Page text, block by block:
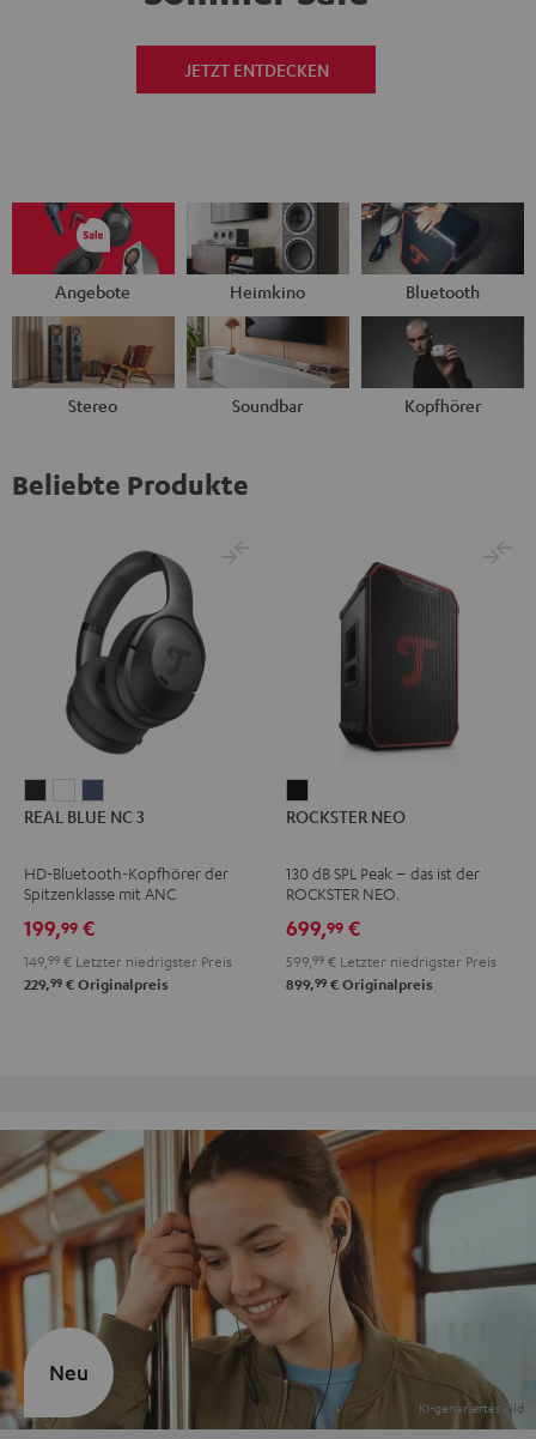
JETZT ENTDECKEN
Angebote Heimkino Bluetooth
Stereo Soundbar Kopfhörer
Beliebte Produkte
BLUE
3
Night
Black
BLUE
3
Pearl
White
BLUE
3
Steel
REAL BLUE NC 3
HD-Bluetooth-Kopfhörer der
Spitzenklasse mit ANC
199,99 €
149, 99 € Letzter niedrigster Preis
229,99 € Originalpreis
NEO
ROCKSTER NEO
130 dB SPL Peak – das ist der
ROCKSTER NEO.
699,99 €
599, 99 € Letzter niedrigster Preis
899,99 € Originalpreis
Neu